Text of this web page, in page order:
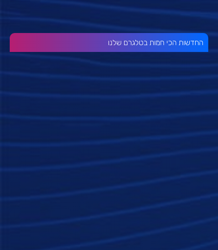
החדשות הכי חמות בטלגרם שלנו